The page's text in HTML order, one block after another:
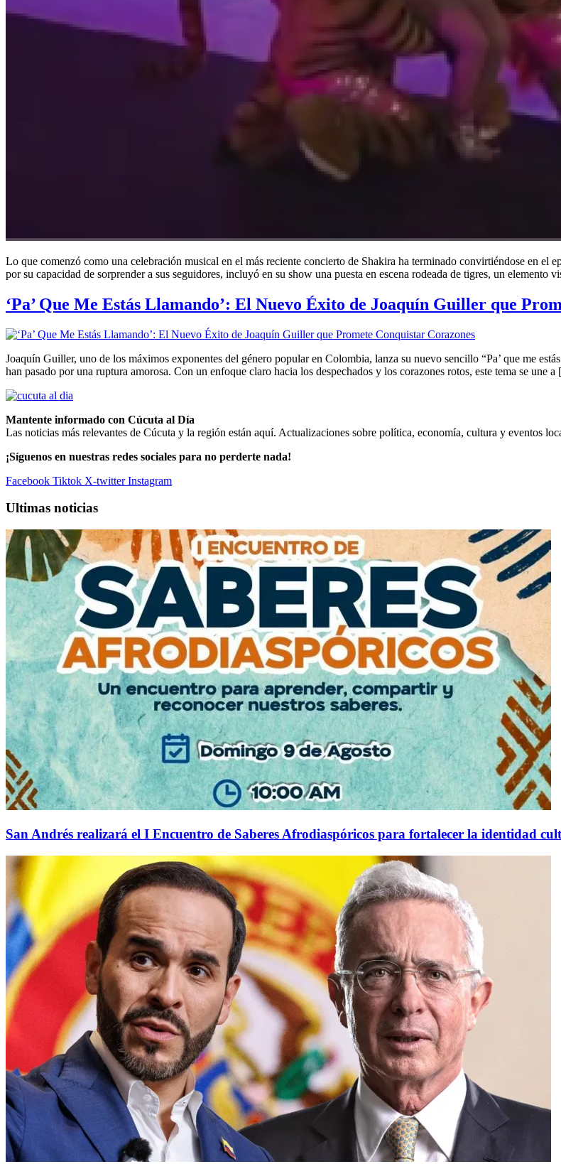
Lo que comenzó como una celebración musical en el más reciente concierto de Shakira ha terminado convirtiéndose en
por su capacidad de sorprender a sus seguidores, incluyó en su show una puesta en escena rodeada de tigres, un elemento
‘Pa’ Que Me Estás Llamando’: El Nuevo Éxito de Joaquín Guiller que
Joaquín Guiller, uno de los máximos exponentes del género popular en Colombia, lanza su nuevo sencillo “Pa’ que me
han pasado por una ruptura amorosa. Con un enfoque claro hacia los despechados y los corazones rotos, este tema se une
Mantente informado con Cúcuta al Día
Las noticias más relevantes de Cúcuta y la región están aquí. Actualizaciones sobre política, economía, cultura y eventos
¡Síguenos en nuestras redes sociales para no perderte nada!
Facebook Tiktok X-twitter Instagram
Ultimas noticias
San Andrés realizará el I Encuentro de Saberes Afrodiaspóricos para fortalecer la identidad